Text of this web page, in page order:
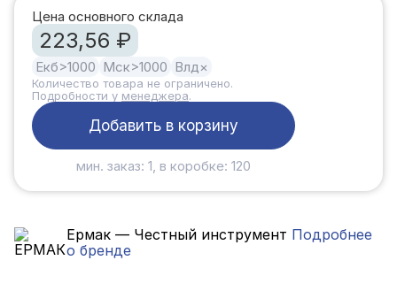
Цена основного склада
223,56 ₽
Екб>1000 Мск>1000 Влд ×
Количество товара не ограничено.
Подробности у менеджера.
Добавить в корзину
мин. заказ: 1, в коробке: 120
Ермак — Честный инструмент Подробнее
о бренде